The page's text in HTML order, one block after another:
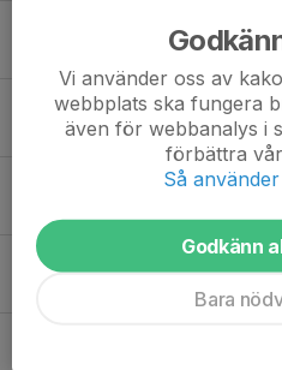
Nicopia cup 1-3 aug
5 maj 2025
Säsongen 25!
20 mar 2025
Katrineholm Cup 8-11
Vi använder oss av
webbplats ska fungera
även för webbanalys i
förbättra
Så
Godkänn
Bara